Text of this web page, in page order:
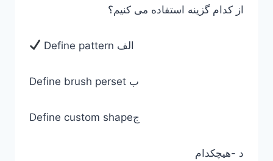
از کدام گزینه استفاده می کنیم؟
Define pattern الف
Define brush perset ب
Define custom shapeج
د -هیچکدام